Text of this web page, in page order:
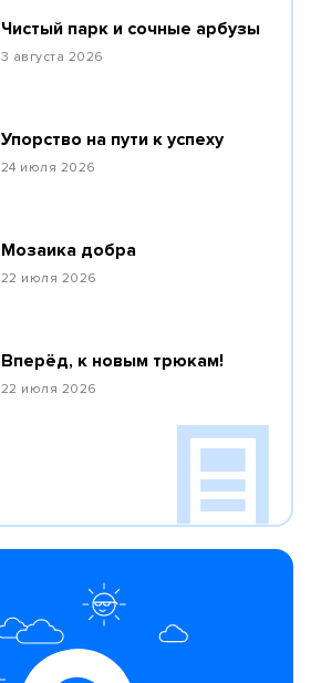
Чистый парк и сочные арбузы
3 августа 2026
Упорство на пути к успеху
24 июля 2026
Мозаика добра
22 июля 2026
Вперёд, к новым трюкам!
22 июля 2026